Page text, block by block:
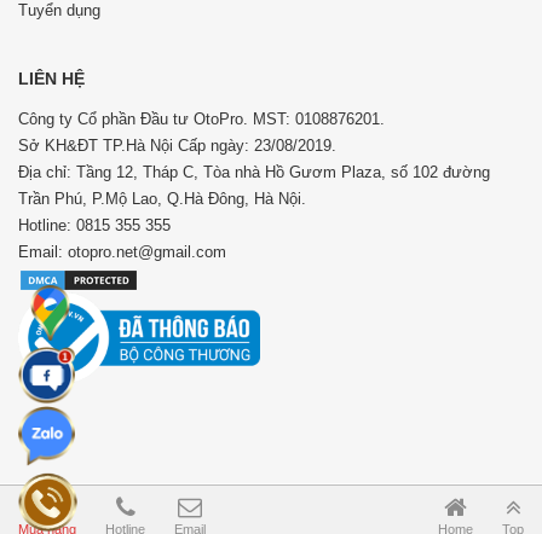
Mua hàng Hotline Email Home Top
Tuyển dụng
LIÊN HỆ
Công ty Cổ phần Đầu tư OtoPro. MST: 0108876201.
Sở KH&ĐT TP.Hà Nội Cấp ngày: 23/08/2019.
Địa chỉ: Tầng 12, Tháp C, Tòa nhà Hồ Gươm Plaza, số 102 đường
Trần Phú, P.Mộ Lao, Q.Hà Đông, Hà Nội.
Hotline: 0815 355 355
Email: otopro.net@gmail.com